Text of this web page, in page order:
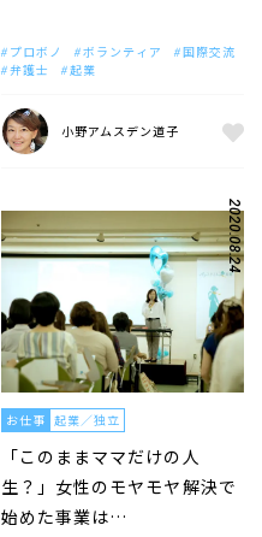
プロボノ ボランティア
国際交流
弁護士
起業
小野アムスデン道子
2020.08.24
お仕事 起業／独立
「このままママだけの人
生？」女性のモヤモヤ解決で
始めた事業は…